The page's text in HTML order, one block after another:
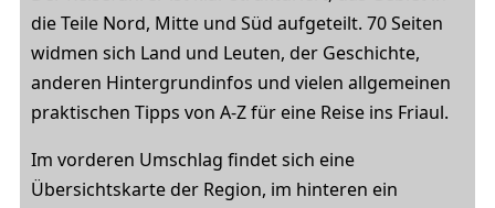
die Teile Nord, Mitte und Süd aufgeteilt. 70 Seiten
widmen sich Land und Leuten, der Geschichte,
anderen Hintergrundinfos und vielen allgemeinen
praktischen Tipps von A-Z für eine Reise ins Friaul.
Im vorderen Umschlag findet sich eine
Übersichtskarte der Region, im hinteren ein